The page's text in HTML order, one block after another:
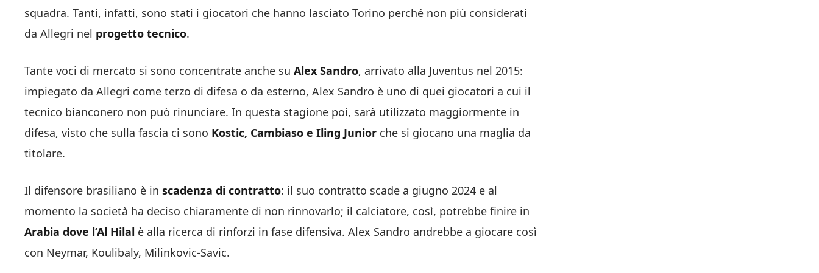
squadra. Tanti, infatti, sono stati i giocatori che hanno lasciato Torino perché non più considerati
da Allegri nel progetto tecnico.
Tante voci di mercato si sono concentrate anche su Alex Sandro, arrivato alla Juventus nel 2015:
impiegato da Allegri come terzo di difesa o da esterno, Alex Sandro è uno di quei giocatori a cui il
tecnico bianconero non può rinunciare. In questa stagione poi, sarà utilizzato maggiormente in
difesa, visto che sulla fascia ci sono Kostic, Cambiaso e Iling Junior che si giocano una maglia da
titolare.
Il difensore brasiliano è in scadenza di contratto: il suo contratto scade a giugno 2024 e al
momento la società ha deciso chiaramente di non rinnovarlo; il calciatore, così, potrebbe finire in
Arabia dove l’Al Hilal è alla ricerca di rinforzi in fase difensiva. Alex Sandro andrebbe a giocare così
con Neymar, Koulibaly, Milinkovic-Savic.